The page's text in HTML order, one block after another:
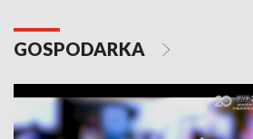
GOSPODARKA